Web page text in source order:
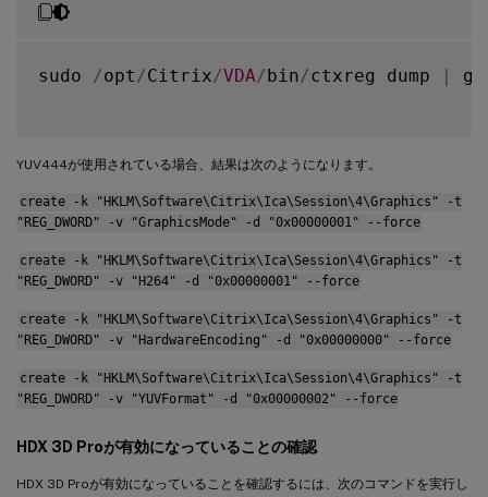
sudo /opt /Citrix/VDA/bin/ctxreg dump |
YUV444が使用されている場合、結果は次のようになります。
create -k "HKLM\Software\Citrix\Ica\Session\4\Graphics" -t
"REG_DWORD" -v "GraphicsMode" -d "0x00000001" --force
create -k "HKLM\Software\Citrix\Ica\Session\4\Graphics" -t
"REG_DWORD" -v "H264" -d "0x00000001" --force
create -k "HKLM\Software\Citrix\Ica\Session\4\Graphics" -t
"REG_DWORD" -v "HardwareEncoding" -d "0x00000000" --force
create -k "HKLM\Software\Citrix\Ica\Session\4\Graphics" -t
"REG_DWORD" -v "YUVFormat" -d "0x00000002" --force
HDX 3D Proが有効になっていることの確認
HDX 3D Proが有効になっていることを確認するには、次のコマンドを実行し